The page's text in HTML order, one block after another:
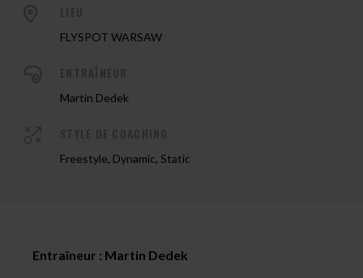
FLYSPOT WARSAW
Martin Dedek
Freestyle, Dynamic, Static
Entraîneur : Martin Dedek